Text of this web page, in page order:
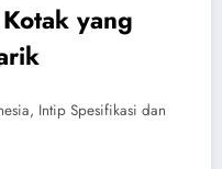
yang